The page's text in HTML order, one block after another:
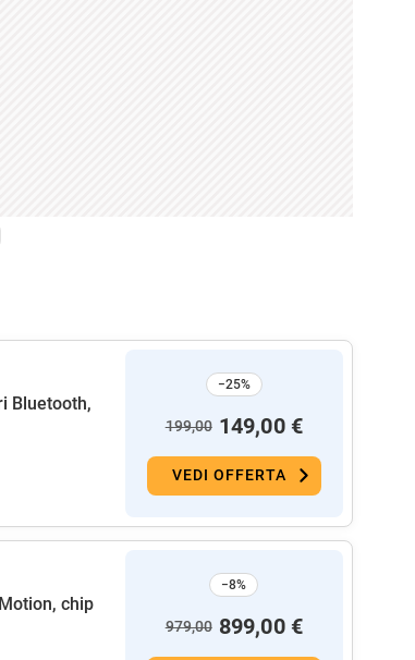
Bluetooth,
−25%
199,00 149,00 €
VEDI OFFERTA
chip
−8%
979,00 899,00 €